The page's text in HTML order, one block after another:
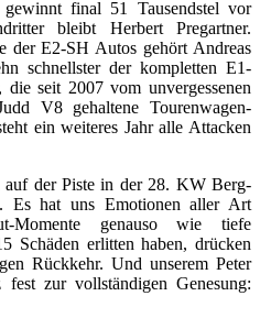
final 51 Tausendstel vor
bleibt Herbert Pregartner.
der E2-SH Autos gehört Andreas
schnellster der kompletten E1-
seit 2007 vom unvergessenen
V8 gehaltene Tourenwagen-
ein weiteres Jahr alle Attacken
auf der Piste in der 28. KW Berg-
Es hat uns Emotionen aller Art
Momente genauso wie tiefe
Schäden erlitten haben, drücken
Rückkehr. Und unserem Peter
zur vollständigen Genesung: